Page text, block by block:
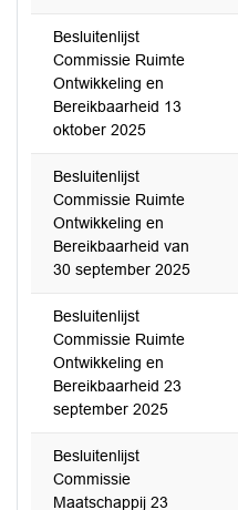
Besluitenlijst
Commissie Ruimte
Ontwikkeling en
Bereikbaarheid 13
oktober 2025
Besluitenlijst
Commissie Ruimte
Ontwikkeling en
Bereikbaarheid van
30 september 2025
Besluitenlijst
Commissie Ruimte
Ontwikkeling en
Bereikbaarheid 23
september 2025
Besluitenlijst
Commissie
Maatschappij 23